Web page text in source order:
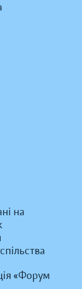
на
«Форум